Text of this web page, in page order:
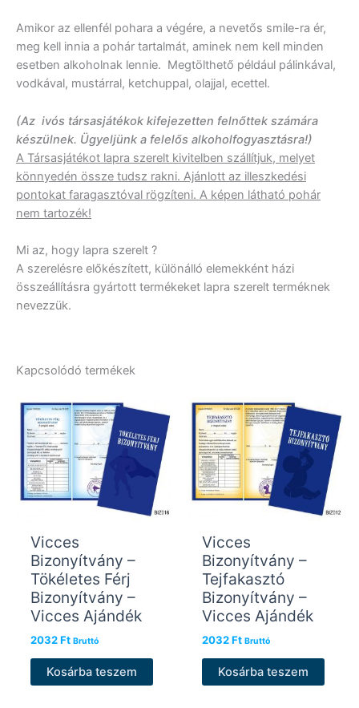
Amikor az ellenfél pohara a végére, a nevetős smile-ra ér,
meg kell innia a pohár tartalmát, aminek nem kell minden
esetben alkoholnak lennie. Megtölthető például pálinkával,
vodkával, mustárral, ketchuppal, olajjal, ecettel.
(Az ivós társasjátékok kifejezetten felnőttek számára
készülnek. Ügyeljünk a felelős alkoholfogyasztásra!)
A Társasjátékot lapra szerelt kivitelben szállítjuk, melyet
könnyedén össze tudsz rakni. Ajánlott az illeszkedési
pontokat faragasztóval rögzíteni. A képen látható pohár
nem tartozék!
Mi az, hogy lapra szerelt ?
A szerelésre előkészített, különálló elemekként házi
összeállításra gyártott termékeket lapra szerelt terméknek
nevezzük.
Kapcsolódó termékek
Vicces
Bizonyítvány –
Tökéletes Férj
Bizonyítvány –
Vicces Ajándék
2032Ft Bruttó
Kosárba teszem
Vicces
Bizonyítvány –
Tejfakasztó
Bizonyítvány –
Vicces Ajándék
2032Ft Bruttó
Kosárba teszem